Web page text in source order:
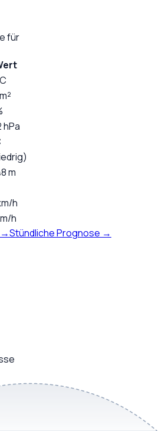
für
hPa
m
h
h
→Stündliche Prognose →